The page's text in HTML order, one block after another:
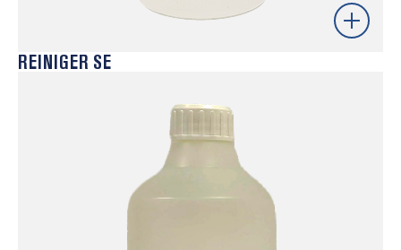
formulado para remover resíduos de polímeros, óleos
e contaminantes em moldes e equipamentos. Remove
depósitos de polímeros criados nas paredes dos
moldes e é eficaz em superfícies quentes acima de
70 °C. A sua ação rápida e profunda garante
superfícies limpas, contribuindo para processos de
injeção mais estáveis e fiáveis.
REINIGER SE